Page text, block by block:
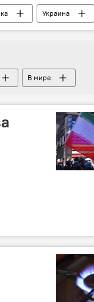
Украина
В мире